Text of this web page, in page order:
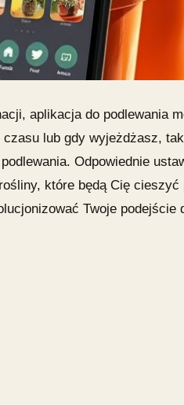
aplikacja do podlewania
lub gdy wyjeżdżasz,
Odpowiednie
które będą Cię cieszyć
Twoje podejście